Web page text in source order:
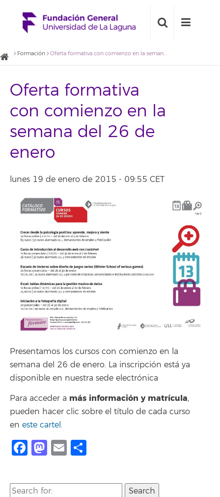
Formación Oferta formativa con comienzo en la semana del 26 de enero
Oferta formativa
con comienzo en la
semana del 26 de
enero
lunes 19 de enero de 2015 - 09:55 CET
Presentamos los cursos con comienzo en la
semana del 26 de enero. La inscripción está ya
disponible en nuestra sede electrónica
Para acceder a más información y matrícula,
pueden hacer clic sobre el título de cada curso
en este cartel.
Facebook
Mastodon
Email
Search